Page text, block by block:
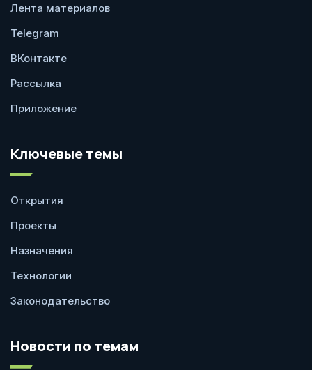
Лента материалов
Telegram
ВКонтакте
Рассылка
Приложение
Ключевые темы
Открытия
Проекты
Назначения
Технологии
Законодательство
Новости по темам